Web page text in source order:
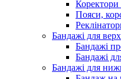
Коректори
Пояси,
Бандажі для
Бандажі
Бандажі
Бандажі для